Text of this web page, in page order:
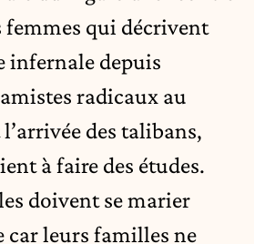
femmes qui décrivent
infernale depuis
radicaux au
des talibans,
à faire des études.
doivent se marier
car leurs familles ne